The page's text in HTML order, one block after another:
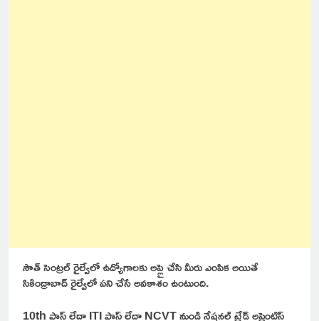
సౌత్ సెంట్రల్ రైల్వేలో ఉద్యోగాలకు అప్లై చేసి మీరు ఎంపిక అయితే
సికింద్రాబాద్ రైల్వేలో పని చేసే అవకాశం ఉంటుంది.
10th పాస్ లేదా ITI పాస్ లేదా NCVT నుండి నేషనల్ ట్రేడ్ అప్రెంటిస్